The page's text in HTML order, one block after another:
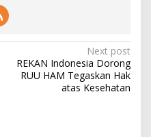
Next post
REKAN Indonesia Dorong
RUU HAM Tegaskan Hak
atas Kesehatan